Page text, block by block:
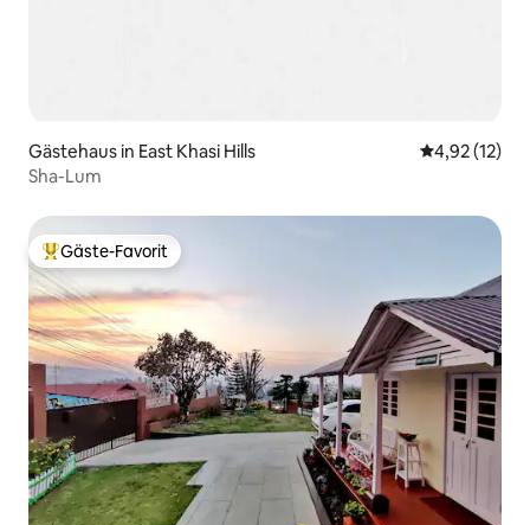
Gästehaus in East Khasi Hills
4,92 (12)
Sha-Lum
Beliebter Gäste-Favorit.
Gäste-Favorit